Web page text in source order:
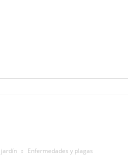
jardín Enfermedades y plagas